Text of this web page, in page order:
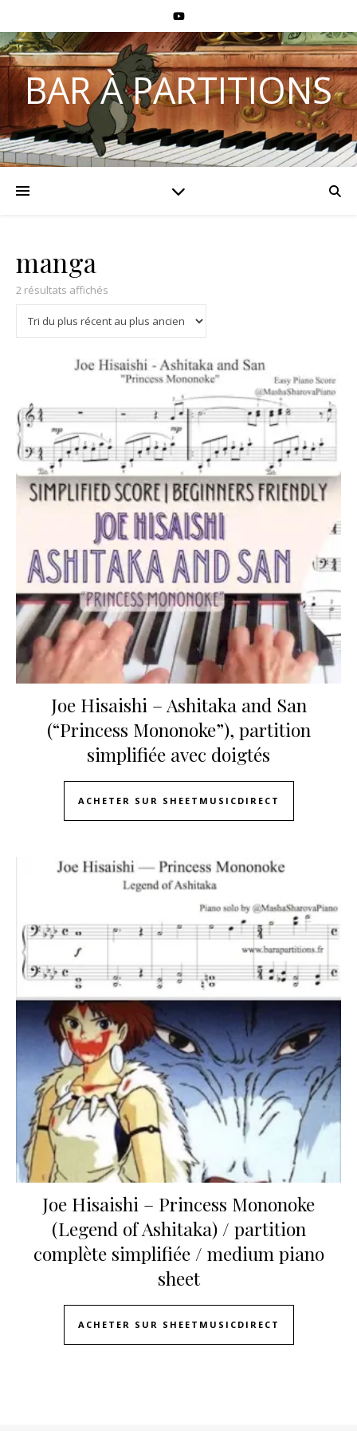
BAR À PARTITIONS
manga
2 résultats affichés
Joe Hisaishi – Ashitaka and San
(“Princess Mononoke”), partition
simplifiée avec doigtés
ACHETER SUR SHEETMUSICDIRECT
Joe Hisaishi – Princess Mononoke
(Legend of Ashitaka) / partition
complète simplifiée / medium piano
sheet
ACHETER SUR SHEETMUSICDIRECT